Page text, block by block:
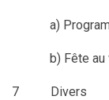
a)
b) Fête au
7 Divers